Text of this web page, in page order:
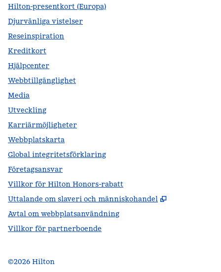
Hilton-presentkort (Europa)
Djurvänliga vistelser
Reseinspiration
Kreditkort
Hjälpcenter
Webbtillgänglighet
Media
Utveckling
Karriärmöjligheter
Webbplatskarta
Global integritetsförklaring
Företagsansvar
Villkor för Hilton Honors-rabatt
Uttalande om slaveri och människohandel
,
Avtal om webbplatsanvändning
Villkor för partnerboende
©2026 Hilton